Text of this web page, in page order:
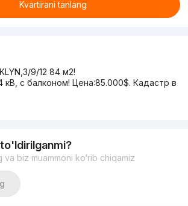
Kvartirani tanlang
9/12 84 м2!
кВ, с балконом! Цена:85.000$. Кадастр в
biz muammoni ko‘rib chiqamiz